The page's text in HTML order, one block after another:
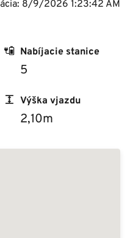
8/9/2026 1:23:42 AM
Nabíjacie stanice
5
Výška vjazdu
2,10m